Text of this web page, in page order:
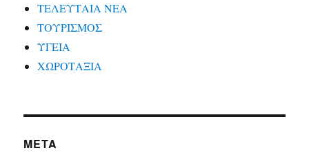
ΤΕΛΕΥΤΑΙΑ ΝΕΑ
ΤΟΥΡΙΣΜΟΣ
ΥΓΕΙΑ
ΧΩΡΟΤΑΞΙΑ
META